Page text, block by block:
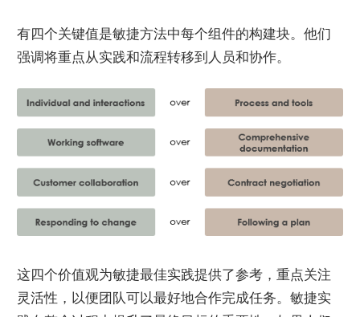
有四个关键值是敏捷方法中每个组件的构建块。他们
强调将重点从实践和流程转移到人员和协作。
这四个价值观为敏捷最佳实践提供了参考，重点关注
灵活性，以便团队可以最好地合作完成任务。敏捷实